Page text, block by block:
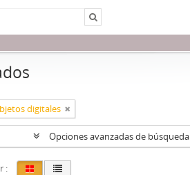
digitales
Opciones avanzadas de búsqueda
: